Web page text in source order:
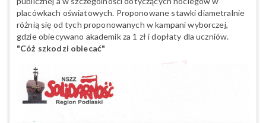
placówkach oświatowych. Proponowane stawki diametralnie
różnią się od tych proponowanych w kampani wyborczej,
gdzie obiecywano akademik za 1 zł i dopłaty dla uczniów.
"Cóż szkodzi obiecać"